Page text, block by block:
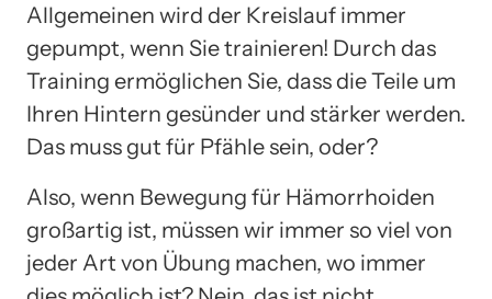
Allgemeinen wird der Kreislauf immer
gepumpt, wenn Sie trainieren! Durch das
Training ermöglichen Sie, dass die Teile um
Ihren Hintern gesünder und stärker werden.
Das muss gut für Pfähle sein, oder?
Also, wenn Bewegung für Hämorrhoiden
großartig ist, müssen wir immer so viel von
jeder Art von Übung machen, wo immer